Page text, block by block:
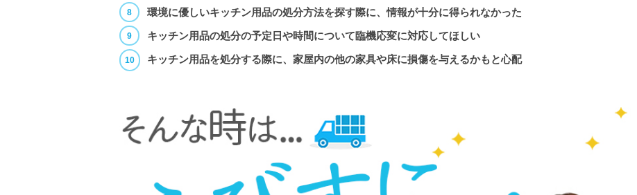
環境に優しいキッチン用品の処分方法を探す際に、情報が十分に得られなかった
キッチン用品の処分の予定日や時間について臨機応変に対応してほしい
キッチン用品を処分する際に、家屋内の他の家具や床に損傷を与えるかもと心配